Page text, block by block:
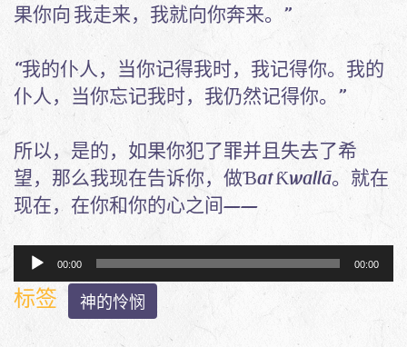
果你向 我走来，我就向你奔来。”
“我的仆人，当你记得我时，我记得你。我的
仆人，当你忘记我时，我仍然记得你。”
所以，是的，如果你犯了罪并且失去了希
望，那么我现在告诉你，做ɓat Ƙwallā。就在
现在，在你和你的心之间——
Audio
Player
00:00 00:00
标签 神的怜悯